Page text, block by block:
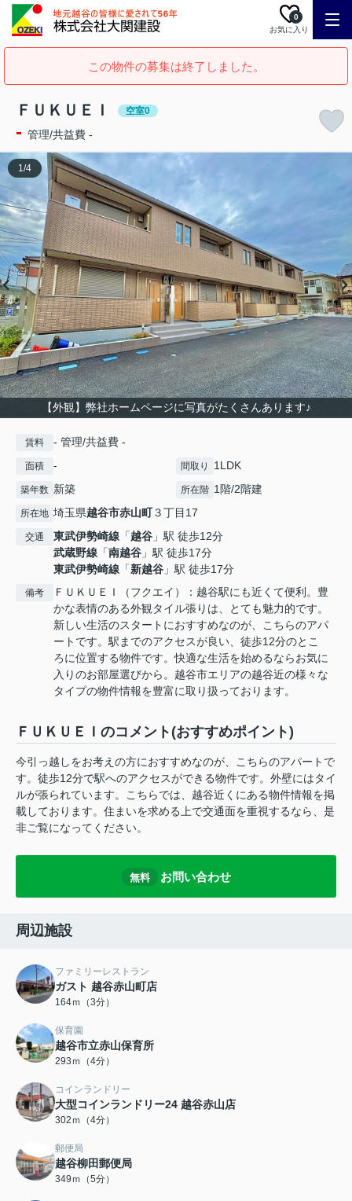
お気に入り
0
この物件の募集は終了しました。
ＦＵＫＵＥＩ 空室0
- 管理/共益費 -
【外観】弊社ホームページに写真がたくさんあります♪
1/4
賃料 - 管理/共益費 -
面積 - 間取り 1LDK
築年数 新築 所在階 1階/2階建
所在地 埼玉県越谷市赤山町３丁目17
交通 東武伊勢崎線 「越谷 」駅 徒歩12分
武蔵野線 「南越谷 」駅 徒歩17分
東武伊勢崎線 「新越谷 」駅 徒歩17分
備考
ＦＵＫＵＥＩ（フクエイ）：越谷駅にも近くて便利。豊
かな表情のある外観タイル張りは、とても魅力的です。
新しい生活のスタートにおすすめなのが、こちらのアパ
ートです。駅までのアクセスが良い、徒歩12分のとこ
ろに位置する物件です。快適な生活を始めるならお気に
入りのお部屋選びから。越谷市エリアの越谷近の様々な
タイプの物件情報を豊富に取り扱っております。
ＦＵＫＵＥＩのコメント(おすすめポイント)
今引っ越しをお考えの方におすすめなのが、こちらのアパートで
す。徒歩12分で駅へのアクセスができる物件です。外壁にはタイ
ルが張られています。こちらでは、越谷近くにある物件情報を掲
載しております。住まいを求める上で交通面を重視するなら、是
非ご覧になってください。
無料 お問い合わせ
周辺施設
ファミリーレストラン
ガスト 越谷赤山町店
164ｍ（3分）
保育園
越谷市立赤山保育所
293ｍ（4分）
コインランドリー
大型コインランドリー24 越谷赤山店
302ｍ（4分）
郵便局
越谷柳田郵便局
349ｍ（5分）